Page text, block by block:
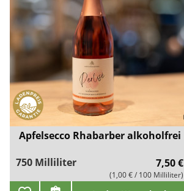
Apfelsecco Rhabarber alkoholfrei
750 Milliliter
7,50 €
(1,00 € / 100 Milliliter)